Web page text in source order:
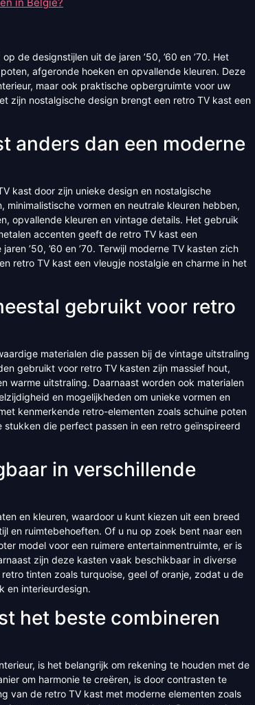
de designstijlen uit de jaren ’50, ’60 en ’70. Het
afgeronde hoeken en opvallende kleuren. Deze
maar ook praktische opbergruimte voor uw
zijn nostalgische design brengt een retro TV kast een
anders dan een moderne
kast door zijn unieke design en nostalgische
vormen en neutrale kleuren hebben,
opvallende kleuren en vintage details. Het gebruik
accenten geeft de retro TV kast een
’50, ’60 en ’70. Terwijl moderne TV kasten zich
retro TV kast een vleugje nostalgie en charme in het
gebruikt voor retro
materialen die passen bij de vintage uitstraling
gebruikt voor retro TV kasten zijn massief hout,
warme uitstraling. Daarnaast worden ook materialen
en mogelijkheden om unieke vormen en
kenmerkende retro-elementen zoals schuine poten
die perfect passen in een retro geïnspireerd
in verschillende
en kleuren, waardoor u kunt kiezen uit een breed
en ruimtebehoeften. Of u nu op zoek bent naar een
model voor een ruimere entertainmentruimte, er is
zijn deze kasten vaak beschikbaar in diverse
tinten zoals turquoise, geel of oranje, zodat u de
en interieurdesign.
het beste combineren
is het belangrijk om rekening te houden met de
om harmonie te creëren, is door contrasten te
van de retro TV kast met moderne elementen zoals